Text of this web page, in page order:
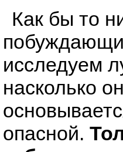
Как бы то
исследуем
насколько
опасной.